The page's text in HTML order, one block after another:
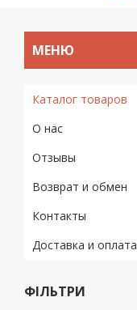
Каталог товаров
О нас
Отзывы
Возврат и обмен
Контакты
Доставка и оплата
ФІЛЬТРИ